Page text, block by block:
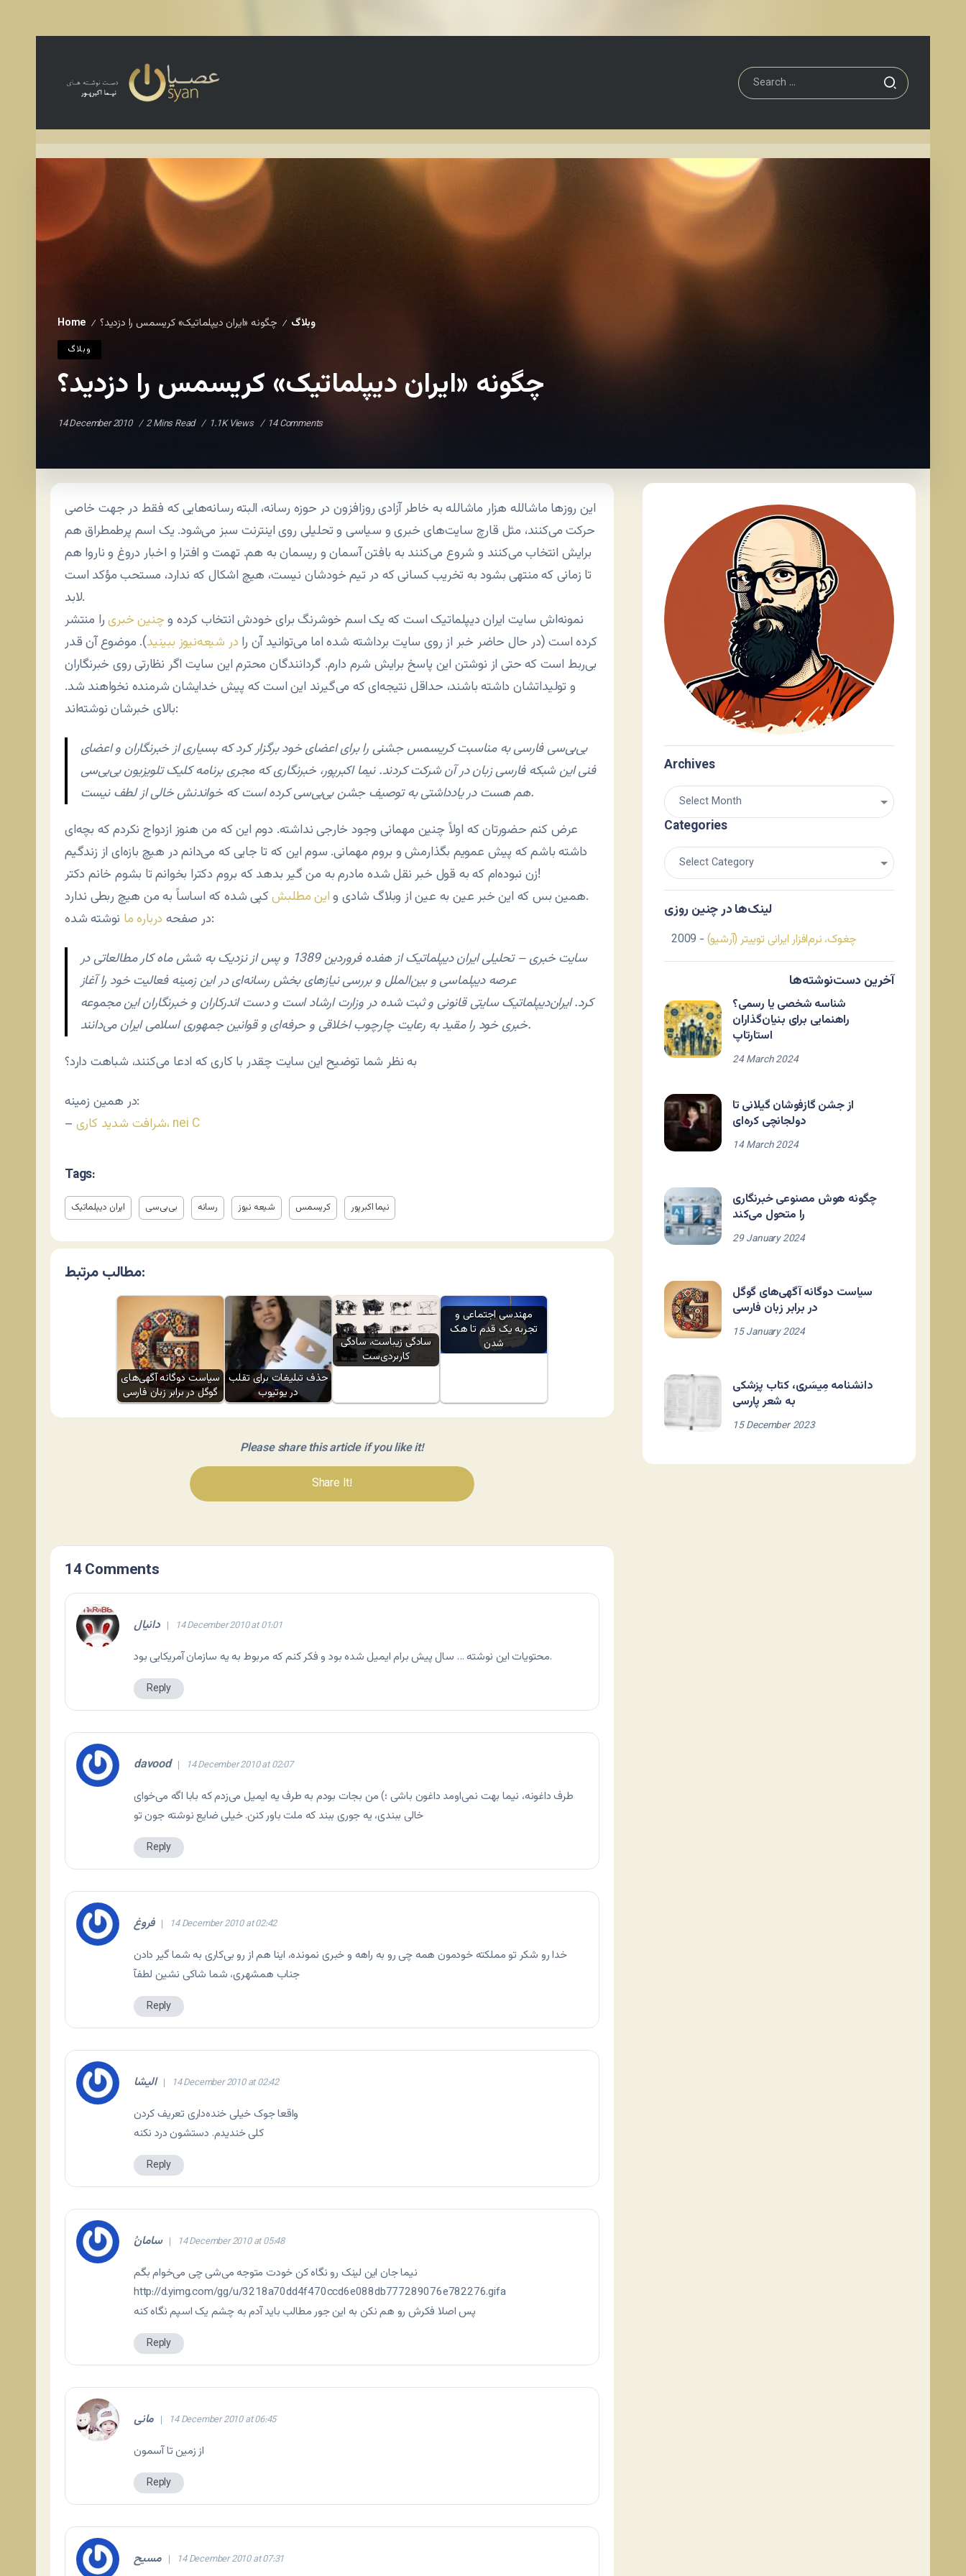
Home / وبلاگ / چگونه «ایران دیپلماتیک» کریسمس را دزدید؟
وبلاگ
چگونه «ایران دیپلماتیک» کریسمس را دزدید؟
14 December 2010 2 Mins Read 1.1K Views 14 Comments
این روزها ماشالله هزار ماشالله به خاطر آزادی روزافزون در حوزه رسانه، البته رسانه‌هایی که فقط در جهت خاصی
حرکت می‌کنند، مثل قارچ سایت‌های خبری و سیاسی و تحلیلی روی اینترنت سبز می‌شود. یک اسم پرطمطراق هم
برایش انتخاب می‌کنند و شروع می‌کنند به بافتن آسمان و ریسمان به هم. تهمت و افترا و اخبار دروغ و ناروا هم
تا زمانی که منتهی بشود به تخریب کسانی که در تیم خودشان نیست، هیچ اشکال که ندارد، مستحب مؤکد است
لابد.
نمونه‌اش سایت ایران دیپلماتیک است که یک اسم خوشرنگ برای خودش انتخاب کرده وچنین خبریرا منتشر
کرده است (در حال حاضر خبر از روی سایت برداشته شده اما می‌توانید آن را در شیعه‌نیوز ببینید). موضوع آن قدر
بی‌ربط است که حتی از نوشتن این پاسخ برایش شرم دارم. گردانندگان محترم این سایت اگر نظارتی روی خبرنگاران
و تولیداتشان داشته باشند، حداقل نتیجه‌ای که می‌گیرند این است که پیش خدایشان شرمنده نخواهند شد.
بالای خبرشان نوشته‌اند:
بی‌بی‌سی فارسی به مناسبت کریسمس جشنی را برای اعضای خود برگزار کرد که بسیاری از خبرنگاران و اعضای
فنی این شبکه فارسی زبان در آن شرکت کردند. نیما اکبرپور، خبرنگاری که مجری برنامه کلیک تلویزیون بی‌بی‌سی
هم هست در یادداشتی به توصیف جشن بی‌بی‌سی کرده است که خواندنش خالی از لطف نیست.
عرض کنم حضورتان که اولاً چنین مهمانی وجود خارجی نداشته. دوم این که من هنوز ازدواج نکردم که بچه‌ای
داشته باشم که پیش عمویم بگذارمش و بروم مهمانی. سوم این که تا جایی که می‌دانم در هیچ بازه‌ای از زندگیم
زن نبوده‌ام که به قول خبر نقل شده مادرم به من گیر بدهد که بروم دکترا بخوانم تا بشوم خانم دکتر!
همین بس که این خبر عین به عین از وبلاگ شادی واین مطلبش
کپی شده که اساساً به من هیچ ربطی ندارد.
در صفحه درباره ما نوشته شده:
سایت خبری – تحلیلی ایران دیپلماتیک از هفده فروردین 1389 و پس از نزدیک به شش ماه کار مطالعاتی در
عرصه دیپلماسی و بین‌الملل و بررسی نیازهای بخش رسانه‌ای در این زمینه فعالیت خود را آغاز
کرد. ایران‌دیپلماتیک سایتی قانونی و ثبت شده در وزارت ارشاد است و دست اندرکاران و خبرنگاران این مجموعه
خبری خود را مقید به رعایت چارچوب اخلاقی و حرفه‌ای و قوانین جمهوری اسلامی ایران می‌دانند.
به نظر شما توضیح این سایت چقدر با کاری که ادعا می‌کنند، شباهت دارد؟
در همین زمینه:
–
شرافت شدید کاری، nei C
Tags:
ایران دیپلماتیک بی‌بی‌سی رسانه شیعه نیوز کریسمس نیما اکبرپور
مطالب مرتبط:
سیاست دوگانه آگهی‌های
گوگل در برابر زبان فارسی
حذف تبلیغات برای تقلب
در یوتیوب
سادگی زیباست، سادگی
کاربردی‌ست
مهندسی اجتماعی و
تجربه یک قدم تا هک
شدن
Please share this article if you like it!
Share It!
14 Comments
دانیال 14 December 2010 at 01:01
محتویات این نوشته … سال پیش برام ایمیل شده بود و فکر کنم که مربوط به یه سازمان آمریکایی بود.
Reply
davood 14 December 2010 at 02:07
طرف داغونه، نیما بهت نمی‌اومد داغون باشی ؛) من بجات بودم به طرف یه ایمیل می‌زدم که بابا اگه می‌خوای
خالی ببندی، یه جوری ببند که ملت باور کنن. خیلی ضایع نوشته جون تو
Reply
فروغ 14 December 2010 at 02:42
خدا رو شکر تو مملکته خودمون همه چی رو به راهه و خبری نمونده، اینا هم از رو بی‌کاری به شما گیر دادن
جناب همشهری، شما شاکی نشین لطفآ
Reply
الیشا 14 December 2010 at 02:42
واقعا جوک خیلی خنده‌داری تعریف کردن
کلی خندیدم. دستشون درد نکنه
Reply
ُسامان 14 December 2010 at 05:48
نیما جان این لینک رو نگاه کن خودت متوجه می‌شی چی می‌خوام بگم
http://d.yimg.com/gg/u/3218a70dd4f470ccd6e088db777289076e782276.gifa
پس اصلا فکرش رو هم نکن به این جور مطالب باید آدم به چشم یک اسپم نگاه کنه
Reply
مانی 14 December 2010 at 06:45
از زمین تا آسمون
Reply
مسیح 14 December 2010 at 07:31
Archives
Categories
لینک‌ها در چنین روزی
چغوک، نرم‌افزار ایرانی توییتر (آرشیو) - 2009
آخرین دست‌نوشته‌ها
شناسه شخصی یا رسمی؟
راهنمایی برای بنیان‌گذاران
استارتاپ
24 March 2024
از جشن گازفوشان گیلانی تا
دولجانچی کره‌ای
14 March 2024
چگونه هوش مصنوعی خبرنگاری
را متحول می‌کند
29 January 2024
سیاست دوگانه آگهی‌های گوگل
در برابر زبان فارسی
15 January 2024
دانشنامه مِیسَری، کتاب پزشکی
به شعر پارسی
15 December 2023